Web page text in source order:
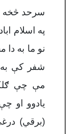
سرحد څخه
په اسلام
نو ما به دا
شفر کې به
مې چې
یادوو او
(برقي)